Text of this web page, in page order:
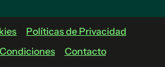
Políticas de Privacidad
Contacto